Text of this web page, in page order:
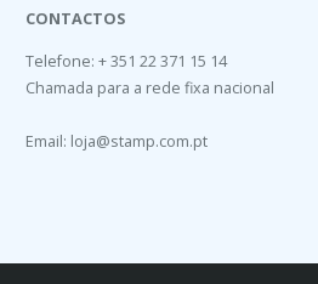
CONTACTOS
Telefone: + 351 22 371 15 14
Chamada para a rede fixa nacional
Email: loja@stamp.com.pt